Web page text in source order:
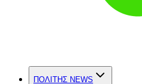
ΠΟΛΙΤΗΣ NEWS